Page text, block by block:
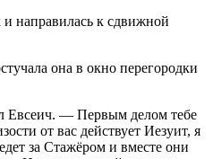
и направилась к сдвижной
она в окно перегородки
Евсеич. — Первым делом тебе
от вас действует Иезуит, я
за Стажёром и вместе они